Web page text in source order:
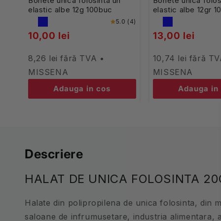
elastic albe 12g 100buc
5.0 (4)
10,00 lei
8,26 lei fără TVA •
MISSENA
Adauga in cos
elastic albe 12gr
13,00 lei
10,74 lei fără
MISSENA
Adauga in
Descriere
HALAT DE UNICA FOLOSINTA
Halate din polipropilena de unica folosinta, din
saloane de infrumusetare, industria